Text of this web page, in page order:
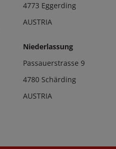
4773 Eggerding
AUSTRIA
Niederlassung
Passauerstrasse 9
4780 Schärding
AUSTRIA